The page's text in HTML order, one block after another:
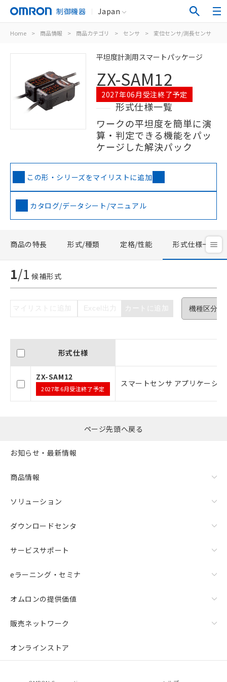
制御機器 Japan
Home > 商品情報 > 商品カテゴリ > センサ > 変位センサ/測長センサ
平坦度計測用スマートパッケージ
ZX-SAM12
2027年06月受注終了予定
形式仕様一覧
ワークの平坦度を簡単に演
算・判定できる機能をパッ
ケージした解決パック
この形・シリーズをマイリストに追加
カタログ/データシート/マニュアル
商品の特長 形式/種類 定格/性能 形式仕様一覧
1/1 候補形式
マイリストに追加 Excel出力 カートに追加
形式仕様
ZX-SAM12
2027年6月受注終了予定
スマートセンサ アプリケーシ
ページ先頭へ戻る
お知らせ・最新情報
商品情報
ソリューション
ダウンロードセンタ
サービスサポート
eラーニング・セミナ
オムロンの提供価値
販売ネットワーク
オンラインストア
記
説明
一定数以上の在庫あり
△ 一定数には満たないが在庫あり
認ください)
空
ご利用条件
以下の条件をお読みいただき、同意のうえ
ご利用ください。
本サービスは、当社制御機器事業取扱
商品の当社在庫状況および標準価格(税
当社制御機器事業取扱商品の中には、
本サービスの対象外となる商品もある
在庫状況および標準価格照会結果は、
記載している更新日時点での社内デー
タに基づき作成されるものであり、閲
了承ください。
様のお取引先、またはお客様担当のオ
ムロン制御機器販売店・当社販売員に
ください。
事前の承諾なく第三者に漏洩または開
ビス）をご利用いただくには、I-Web
あります。
登録された部品リストについて、当社
品・サービスに関するお客様との取
引・商談に必要な範囲で利用すること
※当社の共同利用者とは、
の共同利用に関して"
の「1.共同利